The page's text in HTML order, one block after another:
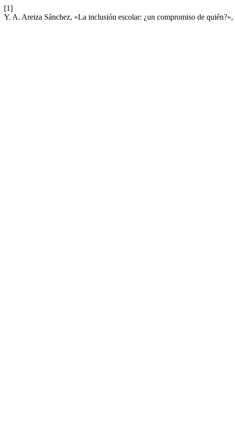
[1]
Y. A. Areiza Sánchez, «La inclusión escolar: ¿un compromiso de quién?»,